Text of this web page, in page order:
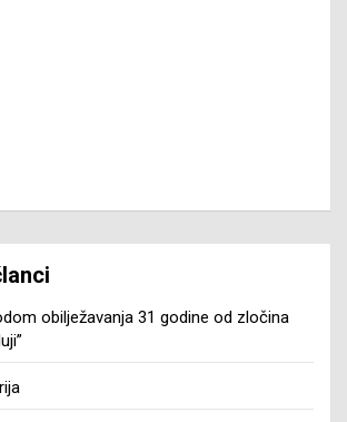
obilježavanja 31 godine od zločina